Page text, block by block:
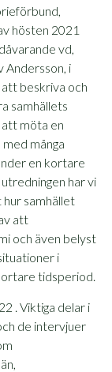
hösten 2021
vd,
Andersson, i
beskriva och
samhällets
möta en
många
en kortare
har vi
samhället
att
och även belyst
i
tidsperiod.
. Viktiga delar i
de intervjuer